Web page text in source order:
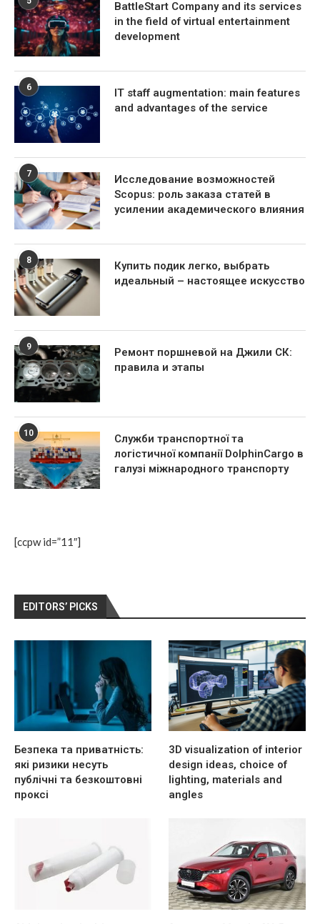
[ccpw id=”11″]
EDITORS’ PICKS
Безпека та приватність:
які ризики несуть
публічні та безкоштовні
проксі
3D visualization of interior
design ideas, choice of
lighting, materials and
angles
BattleStart Company and its services
in the field of virtual entertainment
development
6
IT staff augmentation: main features
and advantages of the service
7
Исследование возможностей
Scopus: роль заказа статей в
усилении академического влияния
8
Купить подик легко, выбрать
идеальный – настоящее искусство
9
Ремонт поршневой на Джили СК:
правила и этапы
10
Служби транспортної та
логістичної компанії DolphinCargo в
галузі міжнародного транспорту